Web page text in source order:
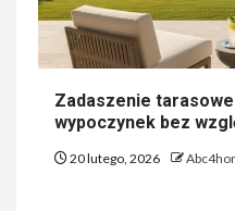
Zadaszenie
wypoczynek bez
20 lutego, 2026